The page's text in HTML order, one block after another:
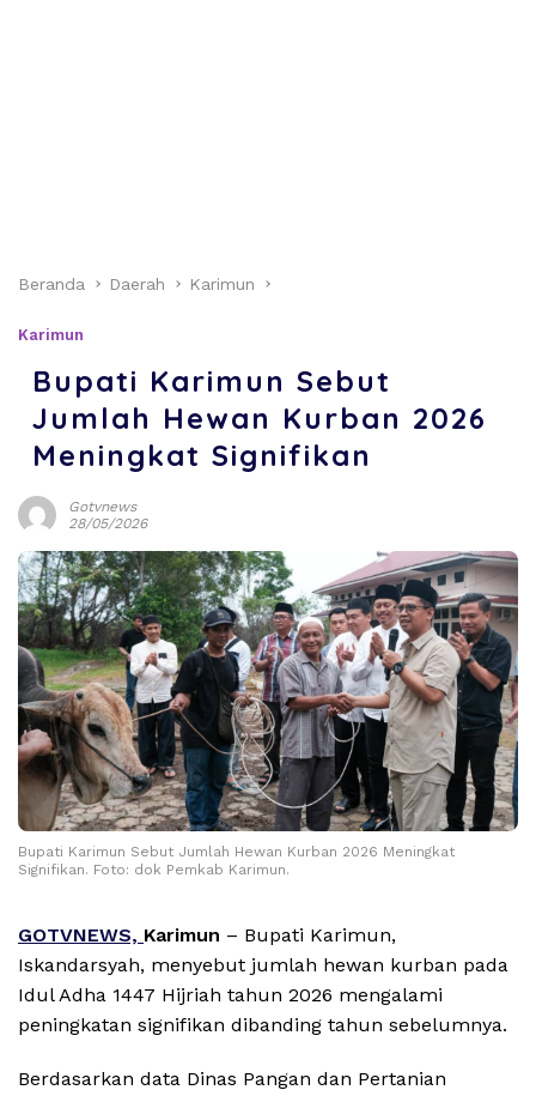
Beranda Daerah Karimun
Karimun
Bupati Karimun Sebut
Jumlah Hewan Kurban 2026
Meningkat Signifikan
Gotvnews
28/05/2026
Bupati Karimun Sebut Jumlah Hewan Kurban 2026 Meningkat
Signifikan. Foto: dok Pemkab Karimun.
GOTVNEWS, Karimun – Bupati Karimun,
Iskandarsyah, menyebut jumlah hewan kurban pada
Idul Adha 1447 Hijriah tahun 2026 mengalami
peningkatan signifikan dibanding tahun sebelumnya.
Berdasarkan data Dinas Pangan dan Pertanian